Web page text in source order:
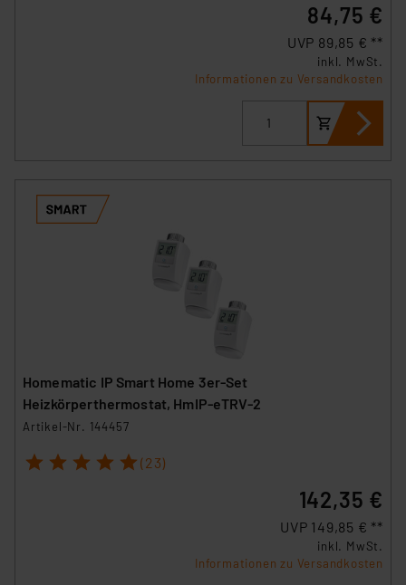
84,75 €
UVP 89,85 € **
inkl. MwSt.
Informationen zu Versandkosten
Homematic IP Smart Home 3er-Set
Heizkörperthermostat, HmIP-eTRV-2
Artikel-Nr. 144457
1 2 3 4 5 (23)
142,35 €
UVP 149,85 € **
inkl. MwSt.
Informationen zu Versandkosten